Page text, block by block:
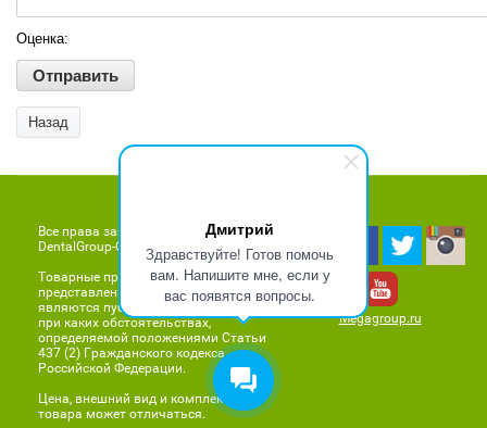
Дмитрий
Здравствуйте! Готов помочь
вам. Напишите мне, если у
вас появятся вопросы.
Оценка:
Назад
Все права защищены © 2011 - 2026
DentalGroup-Company.ru
Товарные предложения,
представленные на сайте, не
являются публичной офертой ни
при каких обстоятельствах,
определяемой положениями Статьи
437 (2) Гражданского кодекса
Российской Федерации.
Цена, внешний вид и комплектация
товара может отличаться.
Megagroup.ru